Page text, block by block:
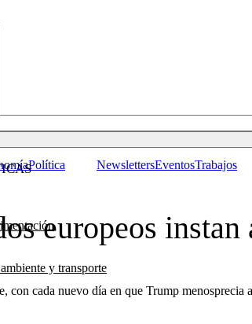
y transporte
Política NewslettersEventosTrabajos
europeos
con cada nuevo día en que Trump